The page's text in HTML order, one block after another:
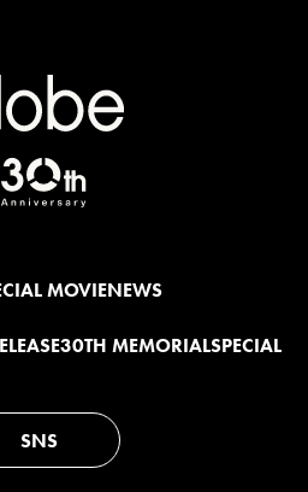
MOVIENEWS
30TH MEMORIALSPECIAL
SNS